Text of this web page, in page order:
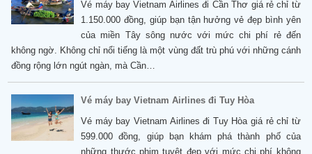
Vé máy bay Vietnam Airlines đi Cần Thơ giá rẻ chỉ từ
1.150.000 đồng, giúp bạn tận hưởng vẻ đẹp bình yên
của miền Tây sông nước với mức chi phí rẻ đến
không ngờ. Không chỉ nổi tiếng là một vùng đất trù phú với những cánh
đồng rộng lớn ngút ngàn, mà Cần…
Vé máy bay Vietnam Airlines đi Tuy Hòa
Vé máy bay Vietnam Airlines đi Tuy Hòa giá rẻ chỉ từ
599.000 đồng, giúp bạn khám phá thành phố của
những thước phim tuyệt đẹp với mức chi phí không